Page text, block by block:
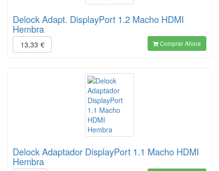
Delock Adapt. DisplayPort 1.2 Macho HDMI
Hembra
13,33 € Comprar Ahora
Delock Adaptador DisplayPort 1.1 Macho HDMI
Hembra